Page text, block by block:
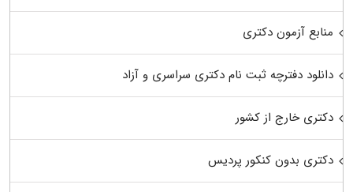
منابع آزمون دکتری
دانلود دفترچه ثبت نام دکتری سراسری و آزاد
دکتری خارج از کشور
دکتری بدون کنکور پردیس